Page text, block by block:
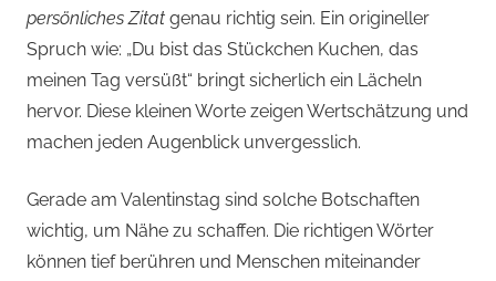
persönliches Zitat genau richtig sein. Ein origineller
Spruch wie: „Du bist das Stückchen Kuchen, das
meinen Tag versüßt“ bringt sicherlich ein Lächeln
hervor. Diese kleinen Worte zeigen Wertschätzung und
machen jeden Augenblick unvergesslich.
Gerade am Valentinstag sind solche Botschaften
wichtig, um Nähe zu schaffen. Die richtigen Wörter
können tief berühren und Menschen miteinander